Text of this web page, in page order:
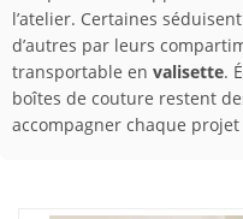
l’atelier. Certaines
d’autres par leurs
transportable en valisette.
boîtes de couture restent
accompagner chaque